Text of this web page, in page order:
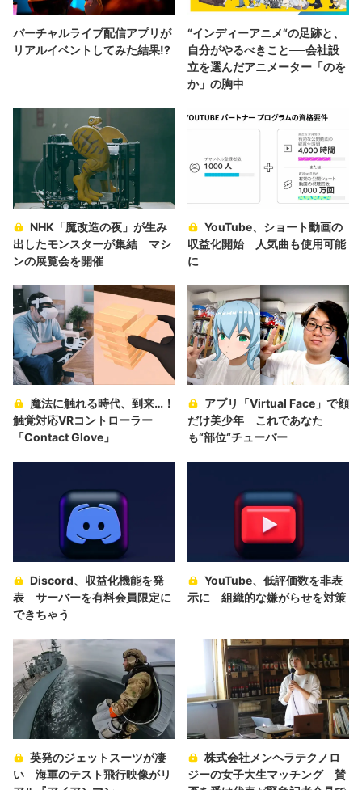
バーチャルライブ配信アプリが
リアルイベントしてみた結果!?
“インディーアニメ“の足跡と、
自分がやるべきこと──会社設
立を選んだアニメーター「のを
か」の胸中
NHK「魔改造の夜」が生み
出したモンスターが集結 マシ
ンの展覧会を開催
YouTube、ショート動画の
収益化開始 人気曲も使用可能
に
魔法に触れる時代、到来…！
触覚対応VRコントローラー
「Contact Glove」
アプリ「Virtual Face」で顔
だけ美少年 これであなた
も“部位“チューバー
Discord、収益化機能を発
表 サーバーを有料会員限定に
できちゃう
YouTube、低評価数を非表
示に 組織的な嫌がらせを対策
英発のジェットスーツが凄
い 海軍のテスト飛行映像がリ
株式会社メンヘラテクノロ
ジーの女子大生マッチング 賛